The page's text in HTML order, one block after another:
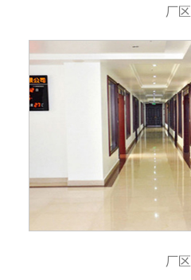
厂区
厂区